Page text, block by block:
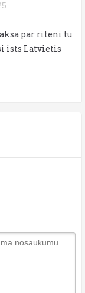
par riteni tu
ists Latvietis